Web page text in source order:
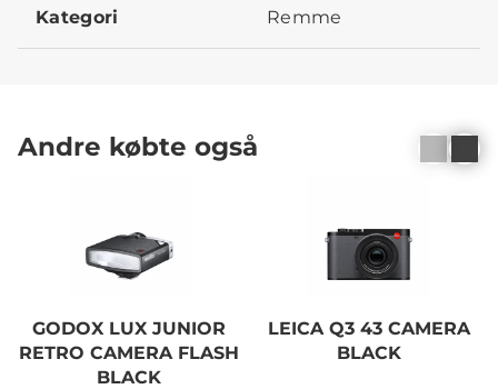
Kategori Remme
Andre købte også
GODOX LUX JUNIOR
RETRO CAMERA FLASH
BLACK
LEICA Q3 43 CAMERA
BLACK